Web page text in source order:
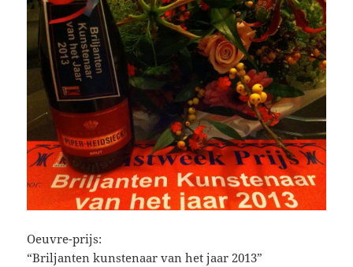
Oeuvre-prijs:
“Briljanten kunstenaar van het jaar 2013”